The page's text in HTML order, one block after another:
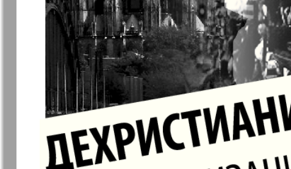
Европа экспресс
Европейский
меридиан
Закон и люди
Зарубежные
записки
Известия BW Изюм